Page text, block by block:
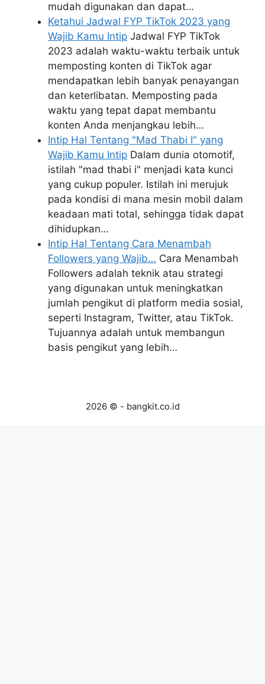
mudah digunakan dan dapat…
Ketahui Jadwal FYP TikTok 2023 yang
Wajib Kamu Intip Jadwal FYP TikTok
2023 adalah waktu-waktu terbaik untuk
memposting konten di TikTok agar
mendapatkan lebih banyak penayangan
dan keterlibatan. Memposting pada
waktu yang tepat dapat membantu
konten Anda menjangkau lebih…
Intip Hal Tentang "Mad Thabi I" yang
Wajib Kamu Intip Dalam dunia otomotif,
istilah "mad thabi i" menjadi kata kunci
yang cukup populer. Istilah ini merujuk
pada kondisi di mana mesin mobil dalam
keadaan mati total, sehingga tidak dapat
dihidupkan…
Intip Hal Tentang Cara Menambah
Followers yang Wajib… Cara Menambah
Followers adalah teknik atau strategi
yang digunakan untuk meningkatkan
jumlah pengikut di platform media sosial,
seperti Instagram, Twitter, atau TikTok.
Tujuannya adalah untuk membangun
basis pengikut yang lebih…
2026 © - bangkit.co.id